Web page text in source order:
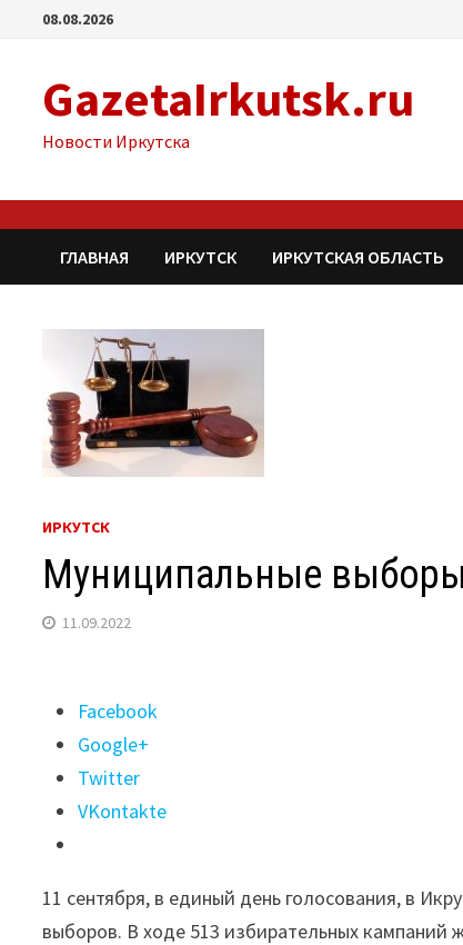
Перейти08.08.2026
GazetaIrkutsk.ru
Новости Иркутска
ГЛАВНАЯ ИРКУТСК ИРКУТСКАЯ ОБЛАСТЬ
ИРКУТСК
Муниципальные выборы
11.09.2022
Поделиться
"Муниципальные
выборы
проходят
области"
Facebook
Google+
Twitter
VKontakte
11 сентября, в единый день голосования, в
выборов. В ходе 513 избирательных кампаний